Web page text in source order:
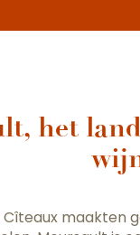
het
maakten